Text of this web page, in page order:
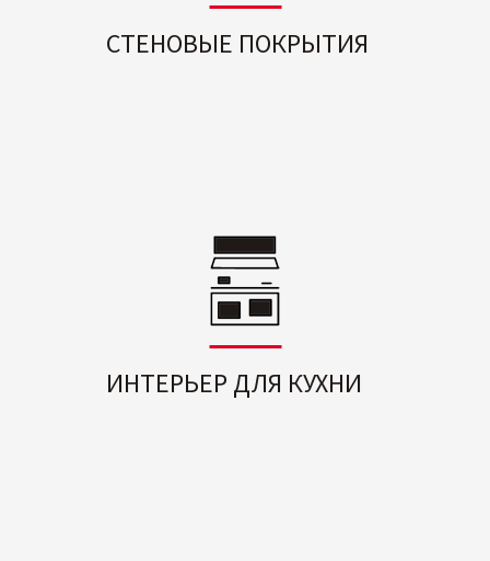
СТЕНОВЫЕ ПОКРЫТИЯ
ИНТЕРЬЕР ДЛЯ КУХНИ